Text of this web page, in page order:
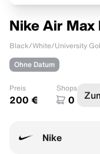
Nike Air Max
Black/White/University
Ohne Datum
Preis
200 €
Shops
0
Nike